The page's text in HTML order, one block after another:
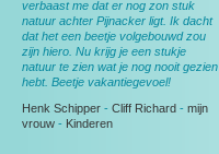
verbaast me dat er nog zon stuk
natuur achter Pijnacker ligt. Ik dacht
dat het een beetje volgebouwd zou
zijn hiero. Nu krijg je een stukje
natuur te zien wat je nog nooit gezien
hebt. Beetje vakantiegevoel!
Henk Schipper - Cliff Richard - mijn
vrouw - Kinderen